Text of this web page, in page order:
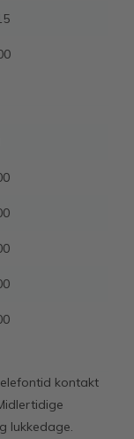
kontakt
lukkedage.